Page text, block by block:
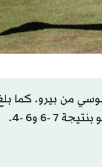
حقق فوزاً مريحاً بنتيجة 6 -2 و6- 2 على إغناسيو
-6 و6 -4.